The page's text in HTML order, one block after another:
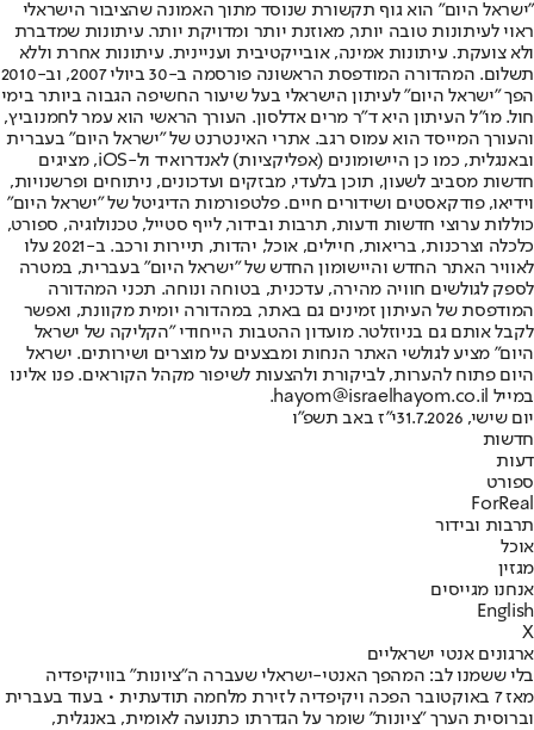
"ישראל היום" הוא גוף תקשורת שנוסד מתוך האמונה שהציבור הישראלי
ראוי לעיתונות טובה יותר, מאוזנת יותר ומדויקת יותר. עיתונות שמדברת
ולא צועקת. עיתונות אמינה, אובייקטיבית ועניינית. עיתונות אחרת וללא
תשלום. המהדורה המודפסת הראשונה פורסמה ב-30 ביולי 2007, וב-2010
הפך "ישראל היום" לעיתון הישראלי בעל שיעור החשיפה הגבוה ביותר בימי
חול. מו"ל העיתון היא ד"ר מרים אדלסון. העורך הראשי הוא עמר לחמנוביץ,
והעורך המייסד הוא עמוס רגב. אתרי האינטרנט של "ישראל היום" בעברית
ובאנגלית, כמו כן היישומונים (אפליקציות) לאנדרואיד ול-iOS, מציגים
חדשות מסביב לשעון, תוכן בלעדי, מבזקים ועדכונים, ניתוחים ופרשנויות,
וידיאו, פודקאסטים ושידורים חיים. פלטפורמות הדיגיטל של "ישראל היום"
כוללות ערוצי חדשות ודעות, תרבות ובידור, לייף סטייל, טכנולוגיה, ספורט,
כלכלה וצרכנות, בריאות, חיילים, אוכל, יהדות, תיירות ורכב. ב-2021 עלו
לאוויר האתר החדש והיישומון החדש של "ישראל היום" בעברית, במטרה
לספק לגולשים חוויה מהירה, עדכנית, בטוחה ונוחה. תכני המהדורה
המודפסת של העיתון זמינים גם באתר, במהדורה יומית מקוונת, ואפשר
לקבל אותם גם בניוזלטר. מועדון ההטבות הייחודי "הקליקה של ישראל
היום" מציע לגולשי האתר הנחות ומבצעים על מוצרים ושירותים. ישראל
היום פתוח להערות, לביקורת ולהצעות לשיפור מקהל הקוראים. פנו אלינו
במייל hayom@israelhayom.co.il.
יום שישי, 31.7.2026
י"ז באב תשפ"ו
חדשות
דעות
ספורט
ForReal
תרבות ובידור
אוכל
מגזין
אנחנו מגייסים
English
X
ארגונים אנטי ישראליים
בלי ששמנו לב: המהפך האנטי-ישראלי שעברה ה"ציונות" בוויקיפדיה
מאז 7 באוקטובר הפכה ויקיפדיה לזירת מלחמה תודעתית • בעוד בעברית
וברוסית הערך "ציונות" שומר על הגדרתו כתנועה לאומית, באנגלית,